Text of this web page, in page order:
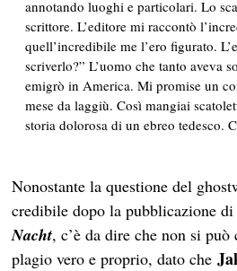
annotando luoghi e particolari. Lo
scrittore. L’editore mi raccontò
quell’incredibile me l’ero figurato.
scriverlo?” L’uomo che tanto aveva
emigrò in America. Mi promise un
mese da laggiù. Così mangiai
storia dolorosa di un ebreo tedesco.
Nonostante la questione del
credibile dopo la pubblicazione
Nacht, c’è da dire che non si
plagio vero e proprio, dato che